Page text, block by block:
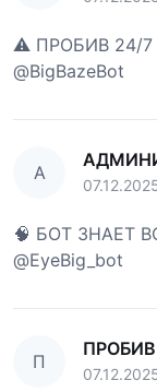
⚠️ ПРОБИВ 24/7
@BigBazeBot
А
🧠 БОТ ЗНАЕТ
@EyeBig_bot
П